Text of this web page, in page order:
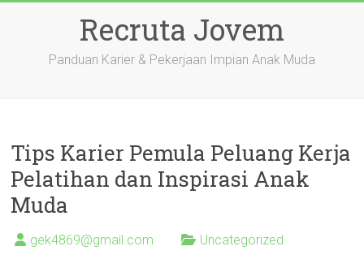
Recruta Jovem
Panduan Karier & Pekerjaan Impian Anak Muda
Tips Karier Pemula Peluang Kerja
Pelatihan dan Inspirasi Anak
Muda
gek4869@gmail.com Uncategorized